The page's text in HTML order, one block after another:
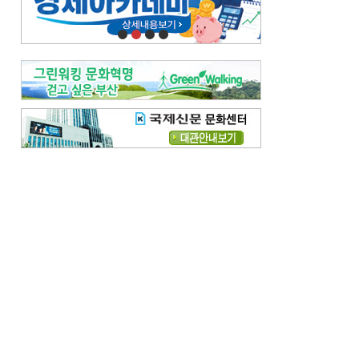
오늘의 날씨-[전체보기]
오늘의 날씨- 2026년 8월 7일
오늘의 날씨- 2026년 8월 6일
우리 결혼해요-[전체보기]
우리 결혼해요- 김홍윤·정세빈 커플